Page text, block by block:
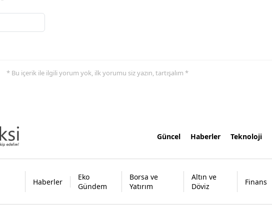
* Bu içerik ile ilgili yorum yok, ilk yorumu siz yazın, tartışalım *
Güncel Haberler Teknoloji
Haberler
Eko
Gündem
Borsa ve
Yatırım
Altın ve
Döviz
Finans